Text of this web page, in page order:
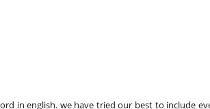
in english. we have tried our best to include